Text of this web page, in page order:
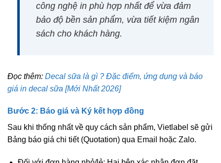
công nghệ in phù hợp nhất để vừa đảm
bảo độ bền sản phẩm, vừa tiết kiệm ngân
sách cho khách hàng.
Đọc thêm: Decal sữa là gì ? Đặc điểm, ứng dụng và báo
giá in decal sữa [Mới Nhất 2026]
Bước 2: Báo giá và Ký kết hợp đồng
Sau khi thống nhất về quy cách sản phẩm, Vietlabel sẽ gửi
Bảng báo giá chi tiết (Quotation) qua Email hoặc Zalo.